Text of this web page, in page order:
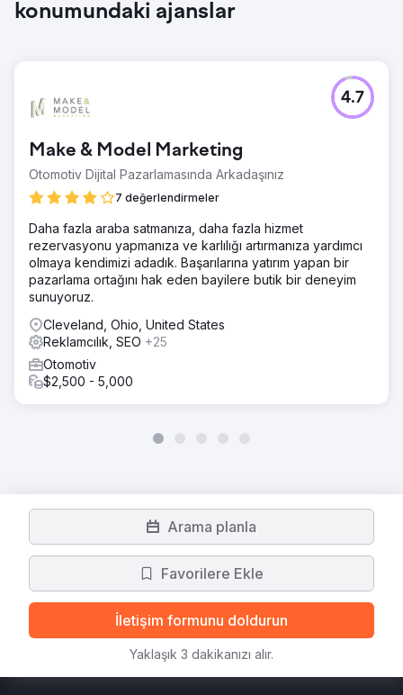
konumundaki ajanslar
Make & Model Marketing
Otomotiv Dijital Pazarlamasında Arkadaşınız
7 değerlendirmeler
4.7
Daha fazla araba satmanıza, daha fazla hizmet
rezervasyonu yapmanıza ve karlılığı artırmanıza yardımcı
olmaya kendimizi adadık. Başarılarına yatırım yapan bir
pazarlama ortağını hak eden bayilere butik bir deneyim
sunuyoruz.
Cleveland, Ohio, United States
Reklamcılık, SEO +25
Otomotiv
$2,500 - 5,000
Arama planla
Favorilere Ekle
İletişim formunu doldurun
Yaklaşık 3 dakikanızı alır.